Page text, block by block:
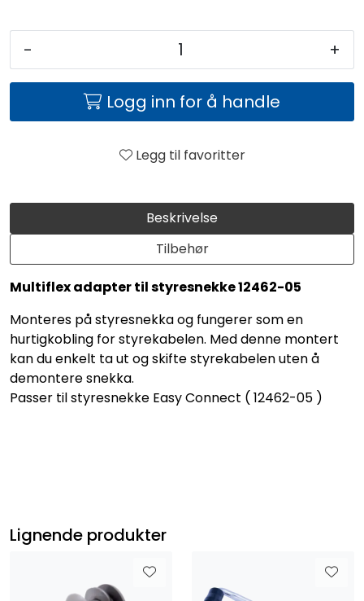
Beskrivelse
Tilbehør
Multiflex adapter til styresnekke 12462-05
Monteres på styresnekka og fungerer som en
hurtigkobling for styrekabelen. Med denne montert
kan du enkelt ta ut og skifte styrekabelen uten å
demontere snekka.
Passer til styresnekke Easy Connect ( 12462-05 )
- +
Logg inn for å handle
Legg til favoritter
Lignende produkter